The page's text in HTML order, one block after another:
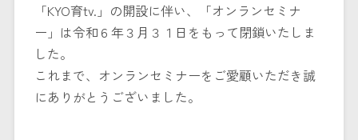
「KYO育tv.」の開設に伴い、「オンランセミナ
ー」は令和６年３月３１日をもって閉鎖いたしま
した。
これまで、オンランセミナーをご愛顧いただき誠
にありがとうございました。